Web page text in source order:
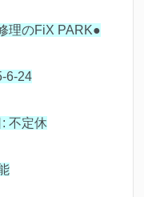
理のFiX PARK●
6-24
不定休